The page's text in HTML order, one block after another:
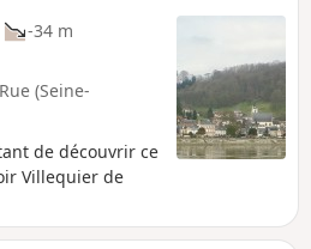
-34 m
(Seine-
de découvrir ce
Villequier de